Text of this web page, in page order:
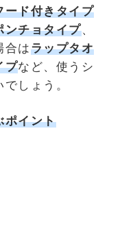
ード付きタイプ
ンチョタイプ、
合はラップタオ
プなど、使うシ
しょう。
ポイント